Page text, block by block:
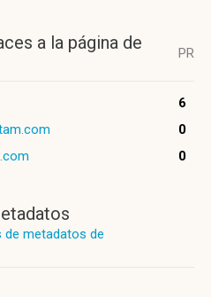
a la página de
PR
6
0
0
de metadatos de